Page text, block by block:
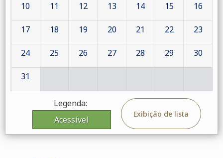
10 11 12 13 14 15 16
17 18 19 20 21 22 23
24 25 26 27 28 29 30
31
Legenda:
Acessível
Exibição de lista